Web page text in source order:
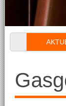
Navigation